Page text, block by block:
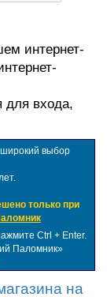
интернет-
для входа,
широкий выбор
только при
Ctrl + Enter.
Паломник»